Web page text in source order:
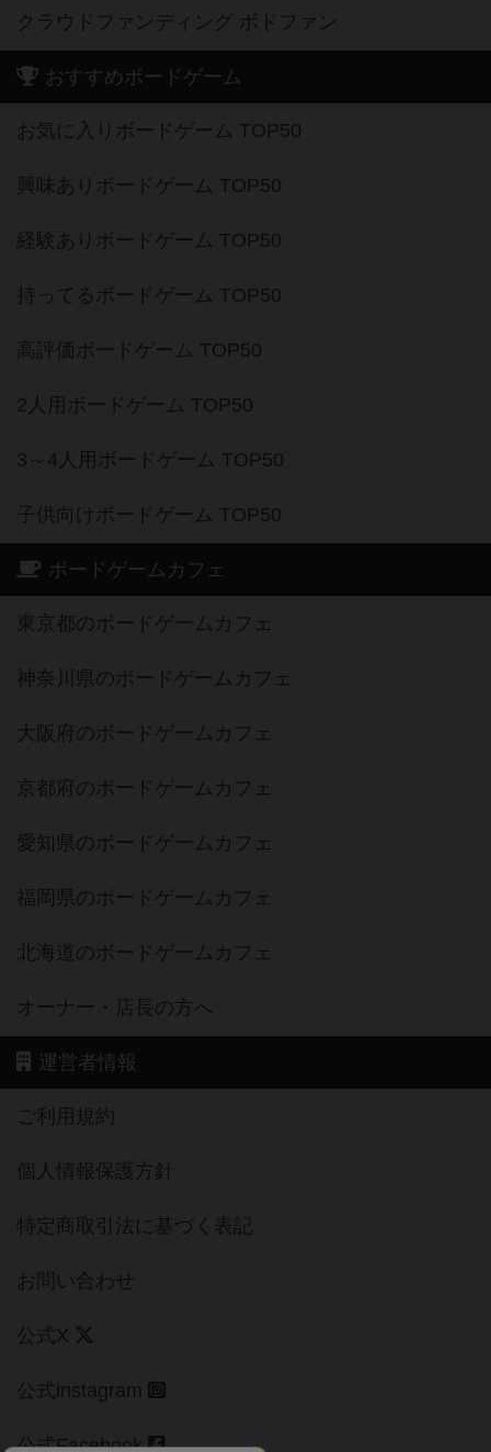
クラウドファンディング ボドファン
おすすめボードゲーム
お気に入りボードゲーム TOP50
興味ありボードゲーム TOP50
経験ありボードゲーム TOP50
持ってるボードゲーム TOP50
高評価ボードゲーム TOP50
2人用ボードゲーム TOP50
3～4人用ボードゲーム TOP50
子供向けボードゲーム TOP50
ボードゲームカフェ
東京都のボードゲームカフェ
神奈川県のボードゲームカフェ
大阪府のボードゲームカフェ
京都府のボードゲームカフェ
愛知県のボードゲームカフェ
福岡県のボードゲームカフェ
北海道のボードゲームカフェ
オーナー・店長の方へ
運営者情報
ご利用規約
個人情報保護方針
特定商取引法に基づく表記
お問い合わせ
公式X
公式instagram
公式Facebook